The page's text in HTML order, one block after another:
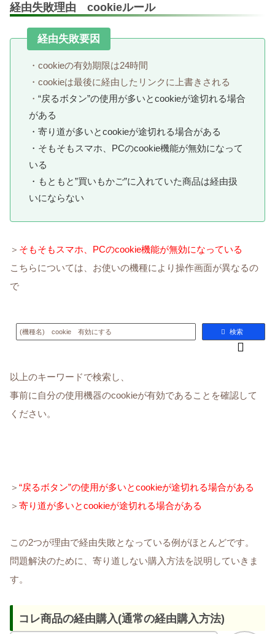
経由失敗理由 cookieルール
経由失敗要因
・cookieの有効期限は24時間
・cookieは最後に経由したリンクに上書きされる
・ “戻るボタン”の使用が多いとcookieが途切れる場合
がある
・寄り道が多いとcookieが途切れる場合がある
・そもそもスマホ、PCのcookie機能が無効になって
いる
・もともと”買いもかご”に入れていた商品は経由扱
いにならない
＞ そもそもスマホ、PCのcookie機能が無効になっている
こちらについては、お使いの機種により操作画面が異なるの
で
(機種名) cookie 有効にする 検索
以上のキーワードで検索し、
事前に自分の使用機器のcookieが有効であることを確認して
ください。
＞ “戻るボタン”の使用が多いとcookieが途切れる場合がある
＞ 寄り道が多いとcookieが途切れる場合がある
この2つが理由で経由失敗となっている例がほとんどです。
問題解決のために、寄り道しない購入方法を説明していきま
す。
コレ商品の経由購入(通常の経由購入方法)